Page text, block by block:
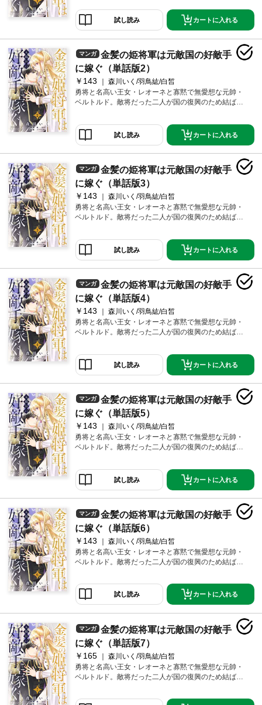
試し読み カートに入れる
マンガ
金髪の姫将軍は元敵国の好敵手
に嫁ぐ（単話版2）
￥143
森川いく/羽鳥紘/白皙
勇将と名高い王女・レオーネと寡黙で無愛想な元帥・
ベルトルド。敵将だった二人が国の復興のため結ばれ
試し読み カートに入れる
マンガ
金髪の姫将軍は元敵国の好敵手
に嫁ぐ（単話版3）
￥143
森川いく/羽鳥紘/白皙
勇将と名高い王女・レオーネと寡黙で無愛想な元帥・
ベルトルド。敵将だった二人が国の復興のため結ばれ
試し読み カートに入れる
マンガ
金髪の姫将軍は元敵国の好敵手
に嫁ぐ（単話版4）
￥143
森川いく/羽鳥紘/白皙
勇将と名高い王女・レオーネと寡黙で無愛想な元帥・
ベルトルド。敵将だった二人が国の復興のため結ばれ
試し読み カートに入れる
マンガ
金髪の姫将軍は元敵国の好敵手
に嫁ぐ（単話版5）
￥143
森川いく/羽鳥紘/白皙
勇将と名高い王女・レオーネと寡黙で無愛想な元帥・
ベルトルド。敵将だった二人が国の復興のため結ばれ
試し読み カートに入れる
マンガ
金髪の姫将軍は元敵国の好敵手
に嫁ぐ（単話版6）
￥143
森川いく/羽鳥紘/白皙
勇将と名高い王女・レオーネと寡黙で無愛想な元帥・
ベルトルド。敵将だった二人が国の復興のため結ばれ
試し読み カートに入れる
マンガ
金髪の姫将軍は元敵国の好敵手
に嫁ぐ（単話版7）
￥165
森川いく/羽鳥紘/白皙
勇将と名高い王女・レオーネと寡黙で無愛想な元帥・
ベルトルド。敵将だった二人が国の復興のため結ばれ